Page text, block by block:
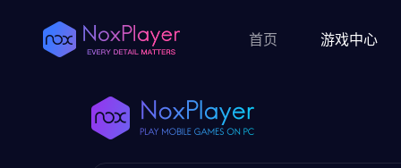
首页 游戏中心